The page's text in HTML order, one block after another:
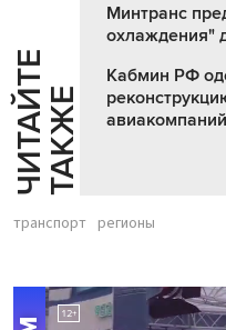
Ч
И
Т
АЙ
Т
Е
Т
А
К
ЖЕ
Минтранс
охлаждения"
Кабмин РФ
авиакомпаний
транспорт регионы